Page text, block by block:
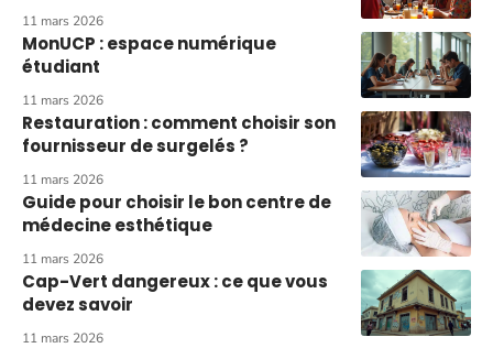
11 mars 2026
MonUCP : espace numérique
étudiant
11 mars 2026
Restauration : comment choisir son
fournisseur de surgelés ?
11 mars 2026
Guide pour choisir le bon centre de
médecine esthétique
11 mars 2026
Cap-Vert dangereux : ce que vous
devez savoir
11 mars 2026